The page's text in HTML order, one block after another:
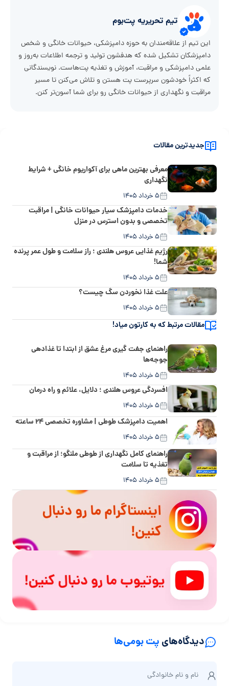
تیم تحریریه پت‌بوم
این تیم از علاقه‌مندان به حوزه دامپزشکی، حیوانات خانگی و شخص
دامپزشکان تشکیل شده که هدفشون تولید و ترجمه اطلاعات به‌روز و
علمی دامپزشکی و مراقبت، آموزش و تغذیه پت‌هاست. نویسندگانی
که اکثراً خودشون سرپرست پت هستن و تلاش می‌کنن تا مسیر
مراقبت و نگهداری از حیوانات خانگی رو برای شما آسون‌تر کنن.
جدیدترین مقالات
معرفی بهترین ماهی برای آکواریوم خانگی + شرایط
نگهداری
۵ خرداد ۱۴۰۵
خدمات دامپزشک سیار حیوانات خانگی | مراقبت
تخصصی و بدون استرس در منزل
۵ خرداد ۱۴۰۵
رژیم غذایی عروس هلندی ؛ راز سلامت و طول عمر پرنده
شما!
۵ خرداد ۱۴۰۵
علت غذا نخوردن سگ چیست؟
۵ خرداد ۱۴۰۵
مقالات مرتبط که به کارتون میاد!
راهنمای جفت گیری مرغ عشق از ابتدا تا غذادهی
جوجه‌ها
۵ خرداد ۱۴۰۵
افسردگی عروس هلندی ؛ دلایل، علائم و راه درمان
۵ خرداد ۱۴۰۵
اهمیت دامپزشک طوطی | مشاوره تخصصی ۲۴ ساعته
۵ خرداد ۱۴۰۵
راهنمای کامل نگهداری از طوطی ملنگو؛ از مراقبت و
تغذیه تا سلامت
۵ خرداد ۱۴۰۵
دیدگاه‌های پت بومی‌ها
ا
نام و نام‌ خانوادگی